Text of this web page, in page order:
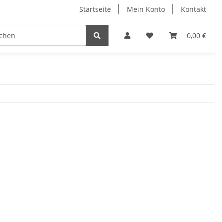
Startseite Mein Konto Kontakt
0,00 €
Bohrer Bits Kleben/